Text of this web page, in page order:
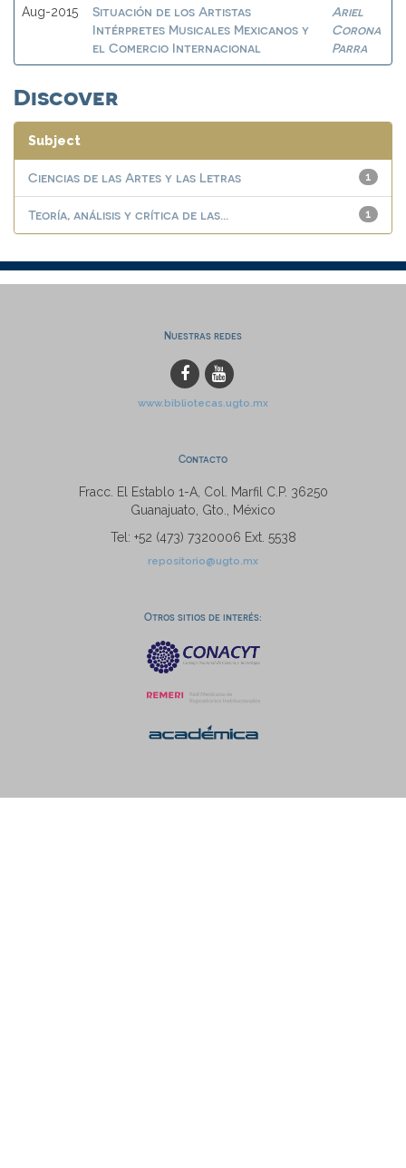
Aug-2015
Situación de los Artistas
Intérpretes Musicales Mexicanos y
el Comercio Internacional
Ariel
Corona
Parra
Discover
Subject
1
Ciencias de las Artes y las Letras
1
Teoría, análisis y crítica de las...
Nuestras redes
www.bibliotecas.ugto.mx
Contacto
Fracc. El Establo 1-A, Col. Marfil C.P. 36250
Guanajuato, Gto., México
Tel: +52 (473) 7320006 Ext. 5538
repositorio@ugto.mx
Otros sitios de interés: